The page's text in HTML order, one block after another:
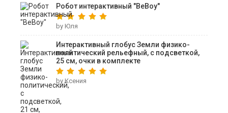
Робот интерактивный "ВеВоу"
by Юля
Интерактивный глобус Земли физико-
политический рельефный, с подсветкой,
25 см, очки в комплекте
by Ксения